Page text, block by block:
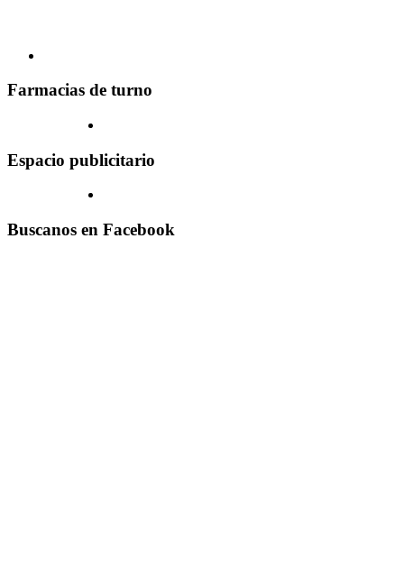
Farmacias de turno
Espacio publicitario
Buscanos en Facebook